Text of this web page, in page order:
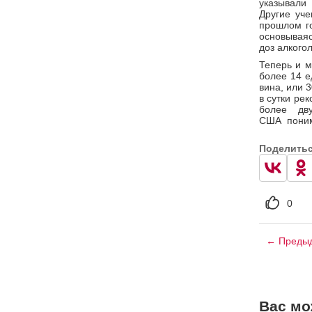
Другие
прошлом
доз
Теперь и
более 14
вина, или
в сутки
более
США
0
←
Вас